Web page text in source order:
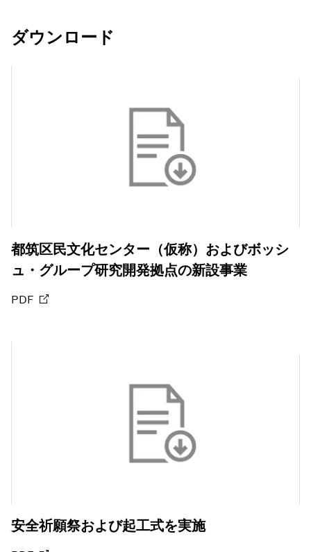
ダウンロード
都筑区民文化センター（仮称）およびボッシ
ュ・グループ研究開発拠点の新設事業
PDF
安全祈願祭および起工式を実施